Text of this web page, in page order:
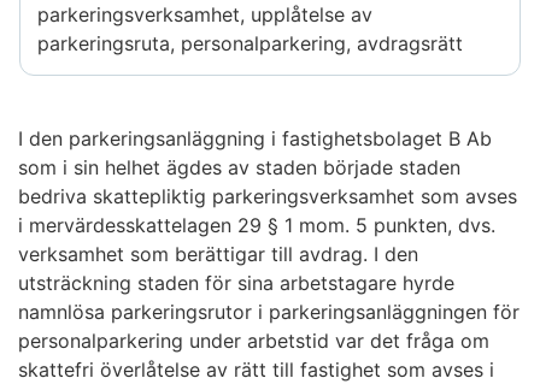
parkeringsverksamhet, upplåtelse av
parkeringsruta, personalparkering, avdragsrätt
I den parkeringsanläggning i fastighetsbolaget B Ab
som i sin helhet ägdes av staden började staden
bedriva skattepliktig parkeringsverksamhet som avses
i mervärdesskattelagen 29 § 1 mom. 5 punkten, dvs.
verksamhet som berättigar till avdrag. I den
utsträckning staden för sina arbetstagare hyrde
namnlösa parkeringsrutor i parkeringsanläggningen för
personalparkering under arbetstid var det fråga om
skattefri överlåtelse av rätt till fastighet som avses i